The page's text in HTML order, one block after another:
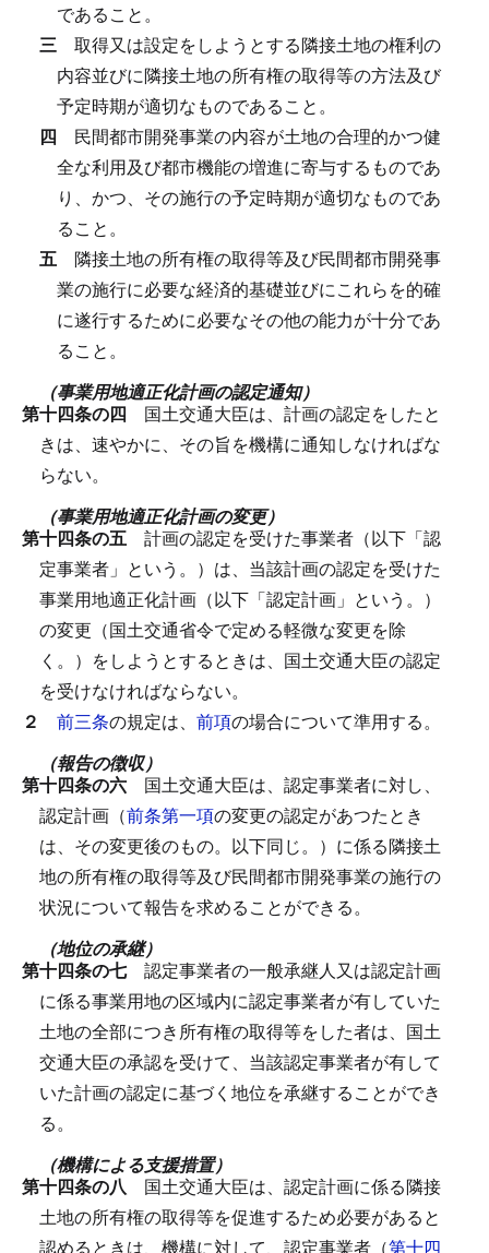
であること。
三 取得又は設定をしようとする隣接土地の権利の
内容並びに隣接土地の所有権の取得等の方法及び
予定時期が適切なものであること。
四 民間都市開発事業の内容が土地の合理的かつ健
全な利用及び都市機能の増進に寄与するものであ
り、かつ、その施行の予定時期が適切なものであ
ること。
五 隣接土地の所有権の取得等及び民間都市開発事
業の施行に必要な経済的基礎並びにこれらを的確
に遂行するために必要なその他の能力が十分であ
ること。
（事業用地適正化計画の認定通知）
第十四条の四 国土交通大臣は、計画の認定をしたと
きは、速やかに、その旨を機構に通知しなければな
らない。
（事業用地適正化計画の変更）
第十四条の五 計画の認定を受けた事業者（以下「認
定事業者」という。）は、当該計画の認定を受けた
事業用地適正化計画（以下「認定計画」という。）
の変更（国土交通省令で定める軽微な変更を除
く。）をしようとするときは、国土交通大臣の認定
を受けなければならない。
２ 前三条の規定は、 前項の場合について準用する。
（報告の徴収）
第十四条の六 国土交通大臣は、認定事業者に対し、
認定計画（前条第一項の変更の認定があつたとき
は、その変更後のもの。以下同じ。）に係る隣接土
地の所有権の取得等及び民間都市開発事業の施行の
状況について報告を求めることができる。
（地位の承継）
第十四条の七 認定事業者の一般承継人又は認定計画
に係る事業用地の区域内に認定事業者が有していた
土地の全部につき所有権の取得等をした者は、国土
交通大臣の承認を受けて、当該認定事業者が有して
いた計画の認定に基づく地位を承継することができ
る。
（機構による支援措置）
第十四条の八 国土交通大臣は、認定計画に係る隣接
土地の所有権の取得等を促進するため必要があると
認めるときは、機構に対して、認定事業者（第十四